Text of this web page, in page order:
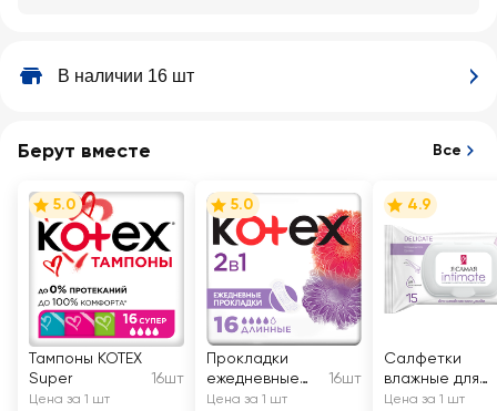
В наличии 16 шт
Берут вместе Все
5.0
Тампоны KOTEX
Super
16шт
Цена за 1 шт
5.0
Прокладки
ежедневные
KOTEX 2в1
16шт
Цена за 1 шт
4.9
Салфетки
влажные для
интимной
Цена за 1 шт